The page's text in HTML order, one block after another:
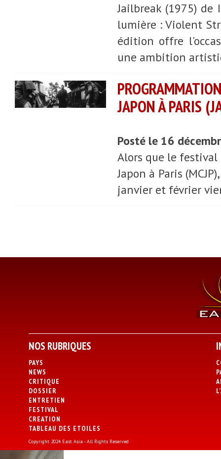
Jailbreak (1975)
lumière : Violent
édition offre
une ambition
JAPON À PARIS
Posté le 16
Alors que le
Japon à Paris
janvier et février
NOS RUBRIQUES
PAYS
NEWS
CRITIQUE
DOSSIER
ENTRETIEN
FESTIVAL
CREATION
TABLEAU DES ETOILES
Copyright 2024 East Asia - All Rights Reserved